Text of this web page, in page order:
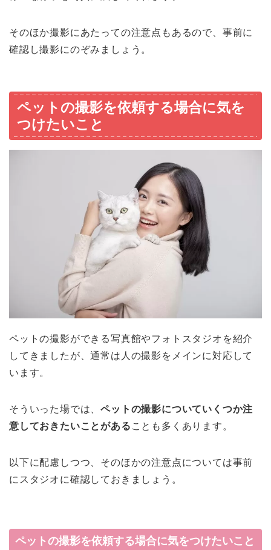
そのほか撮影にあたっての注意点もあるので、事前に
確認し撮影にのぞみましょう。
ペットの撮影を依頼する場合に気を
つけたいこと
ペットの撮影ができる写真館やフォトスタジオを紹介
してきましたが、通常は人の撮影をメインに対応して
います。
そういった場では、ペットの撮影についていくつか注
意しておきたいことがある ことも多くあります。
以下に配慮しつつ、そのほかの注意点については事前
にスタジオに確認しておきましょう。
ペットの撮影を依頼する場合に気をつけたいこと